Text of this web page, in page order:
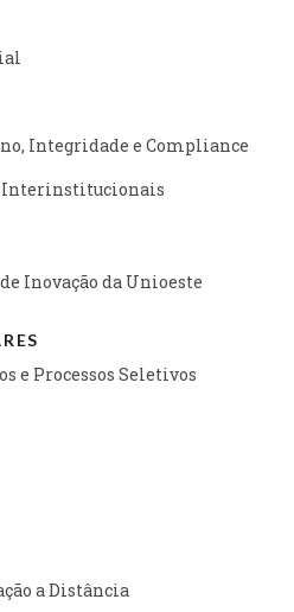
Integridade e Compliance
Interinstitucionais
Inovação da Unioeste
e Processos Seletivos
a Distância